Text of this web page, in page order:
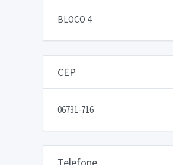
BLOCO 4
CEP
06731-716
Telefone